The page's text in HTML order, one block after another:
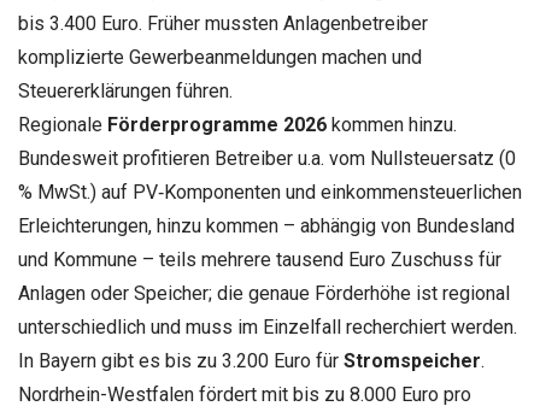
bis 3.400 Euro. Früher mussten Anlagenbetreiber
komplizierte Gewerbeanmeldungen machen und
Steuererklärungen führen.
Regionale Förderprogramme 2026 kommen hinzu.
Bundesweit profitieren Betreiber u.a. vom Nullsteuersatz (0
% MwSt.) auf PV‑Komponenten und einkommensteuerlichen
Erleichterungen, hinzu kommen – abhängig von Bundesland
und Kommune – teils mehrere tausend Euro Zuschuss für
Anlagen oder Speicher; die genaue Förderhöhe ist regional
unterschiedlich und muss im Einzelfall recherchiert werden.
In Bayern gibt es bis zu 3.200 Euro für Stromspeicher.
Nordrhein-Westfalen fördert mit bis zu 8.000 Euro pro